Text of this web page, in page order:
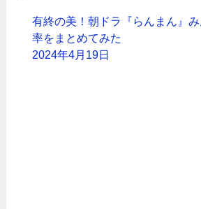
有終の美！朝ドラ『らんまん』
率をまとめてみた
2024年4月19日